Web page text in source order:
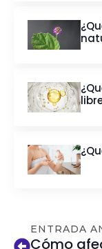
ENTRADA
Cómo